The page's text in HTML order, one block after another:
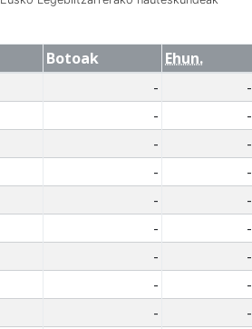
Botoak Ehun.
- -
- -
- -
- -
- -
- -
- -
- -
- -